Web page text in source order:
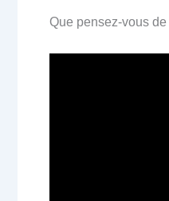
Que pensez-vous